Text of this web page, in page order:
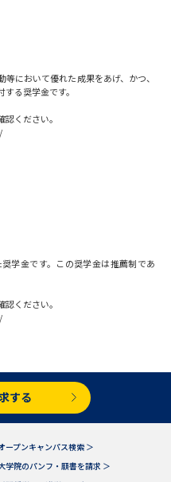
資料検索
テレメール全国一斉進学調査
学問検索
において優れた成果をあげ、かつ、
る奨学金です。
ください。
学金です。この奨学金は推薦制であ
ください。
する
ープンキャンパス検索 ＞
学院のパンフ・願書を請求 ＞